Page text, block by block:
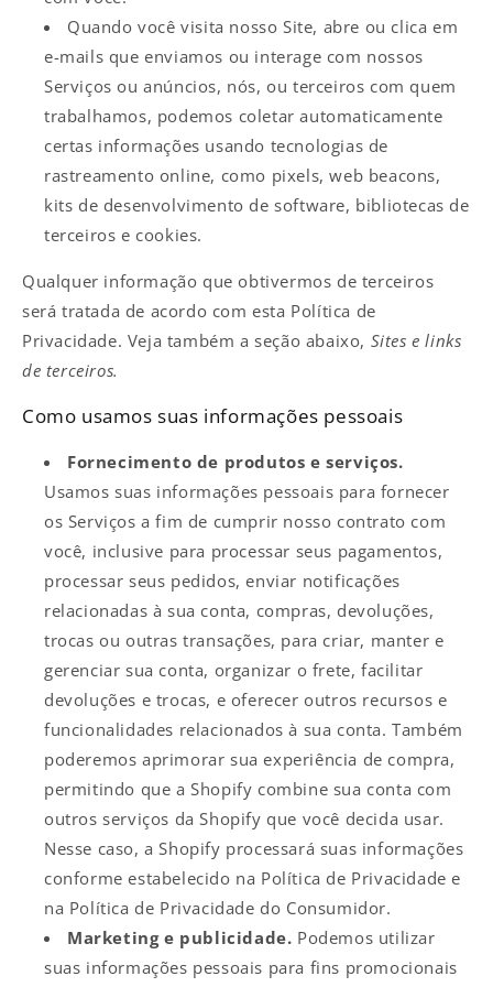
Quando você visita nosso Site, abre ou clica em
e-mails que enviamos ou interage com nossos
Serviços ou anúncios, nós, ou terceiros com quem
trabalhamos, podemos coletar automaticamente
certas informações usando tecnologias de
rastreamento online, como pixels, web beacons,
kits de desenvolvimento de software, bibliotecas de
terceiros e cookies.
Qualquer informação que obtivermos de terceiros
será tratada de acordo com esta Política de
Privacidade. Veja também a seção abaixo, Sites e links
de terceiros.
Como usamos suas informações pessoais
Fornecimento de produtos e serviços.
Usamos suas informações pessoais para fornecer
os Serviços a fim de cumprir nosso contrato com
você, inclusive para processar seus pagamentos,
processar seus pedidos, enviar notificações
relacionadas à sua conta, compras, devoluções,
trocas ou outras transações, para criar, manter e
gerenciar sua conta, organizar o frete, facilitar
devoluções e trocas, e oferecer outros recursos e
funcionalidades relacionados à sua conta. Também
poderemos aprimorar sua experiência de compra,
permitindo que a Shopify combine sua conta com
outros serviços da Shopify que você decida usar.
Nesse caso, a Shopify processará suas informações
conforme estabelecido na Política de Privacidade e
na Política de Privacidade do Consumidor.
Marketing e publicidade. Podemos utilizar
suas informações pessoais para fins promocionais